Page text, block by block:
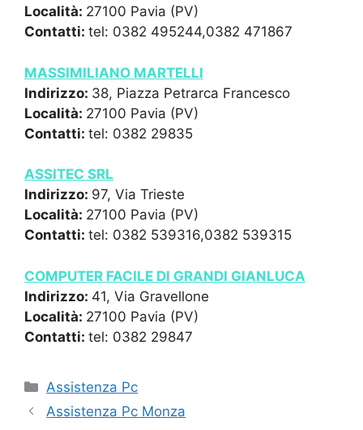
Località: 27100 Pavia (PV)
Contatti: tel: 0382 495244,0382 471867
MASSIMILIANO MARTELLI
Indirizzo: 38, Piazza Petrarca Francesco
Località: 27100 Pavia (PV)
Contatti: tel: 0382 29835
ASSITEC SRL
Indirizzo: 97, Via Trieste
Località: 27100 Pavia (PV)
Contatti: tel: 0382 539316,0382 539315
COMPUTER FACILE DI GRANDI GIANLUCA
Indirizzo: 41, Via Gravellone
Località: 27100 Pavia (PV)
Contatti: tel: 0382 29847
Categorie
Assistenza Pc
Assistenza Pc Monza